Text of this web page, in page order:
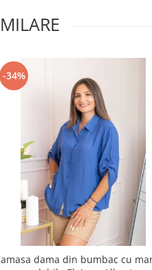
-34%
dama din bumbac cu